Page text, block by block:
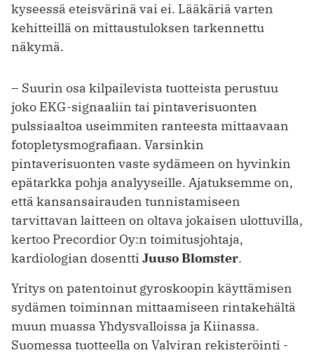
kyseessä eteisvärinä vai ei. Lääkäriä varten
kehitteillä on mittaustuloksen tarkennettu
näkymä.
– Suurin osa kilpailevista tuotteista perustuu
joko EKG-signaaliin tai pintaverisuonten
pulssiaaltoa useimmiten ranteesta mittaavaan
fotopletysmografiaan. Varsinkin
pintaverisuonten vaste sydämeen on hyvinkin
epätarkka pohja analyyseille. Ajatuksemme on,
että kansansairauden tunnistamiseen
tarvittavan laitteen on oltava jokaisen ulottuvilla,
kertoo Precordior Oy:n toimitusjohtaja,
kardiologian dosentti Juuso Blomster.
Yritys on patentoinut gyroskoopin käyttämisen
sydämen ­toiminnan mittaamiseen rintakehältä
muun muassa Yhdysvalloissa ja Kiinassa.
Suomessa tuotteella on Valviran rekisteröinti ­